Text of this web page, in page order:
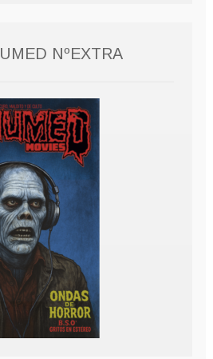
NºEXTRA